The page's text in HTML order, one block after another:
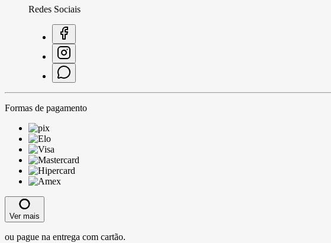
Redes Sociais
Formas de pagamento
Ver mais
ou pague na entrega com cartão.